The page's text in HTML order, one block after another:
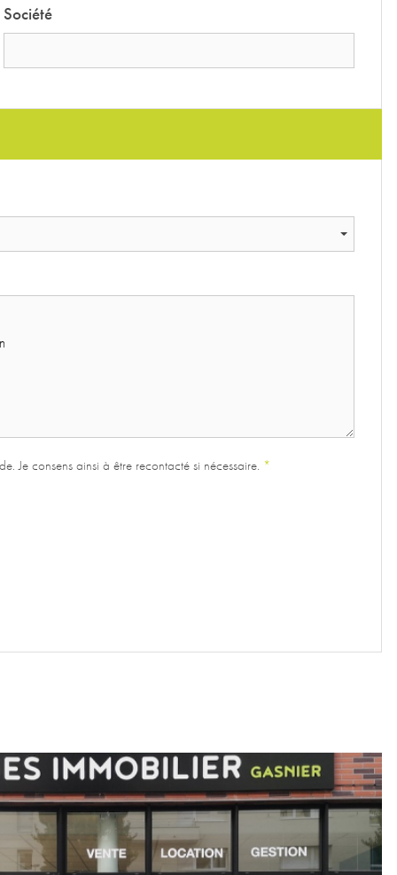
Société
Je consens ainsi à être recontacté si nécessaire. *